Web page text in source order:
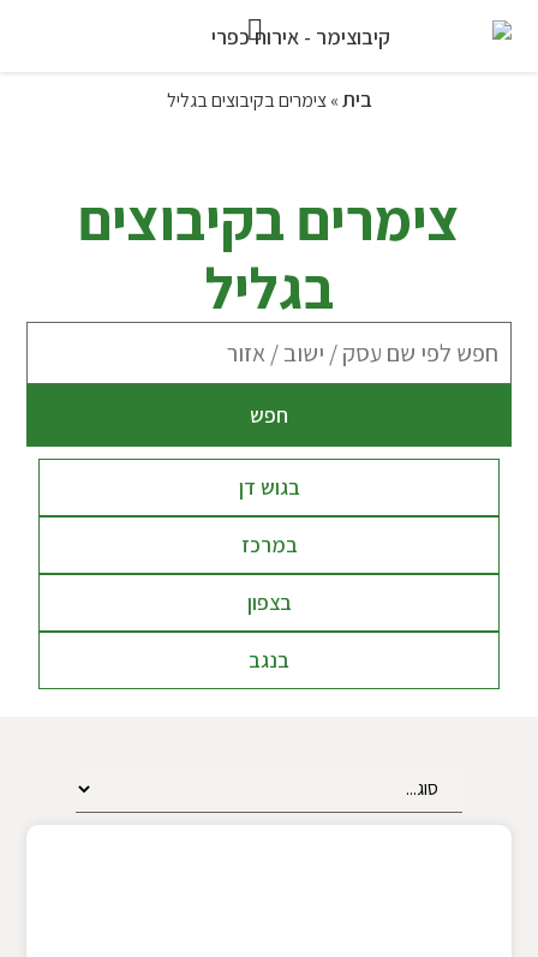
בית»צימרים בקיבוצים בגליל
צימרים בקיבוצים
בגליל
חפש
בגוש דן
במרכז
בצפון
בנגב